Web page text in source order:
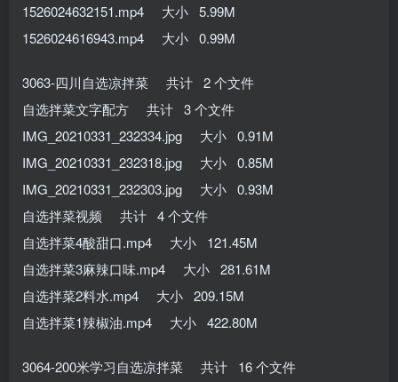
1526024632151.mp4 大小 5.99M
1526024616943.mp4 大小 0.99M
3063-四川自选凉拌菜 共计 2 个文件
自选拌菜文字配方 共计 3 个文件
IMG_20210331_232334.jpg 大小 0.91M
IMG_20210331_232318.jpg 大小 0.85M
IMG_20210331_232303.jpg 大小 0.93M
自选拌菜视频 共计 4 个文件
自选拌菜4酸甜口.mp4 大小 121.45M
自选拌菜3麻辣口味.mp4 大小 281.61M
自选拌菜2料水.mp4 大小 209.15M
自选拌菜1辣椒油.mp4 大小 422.80M
3064-200米学习自选凉拌菜 共计 16 个文件